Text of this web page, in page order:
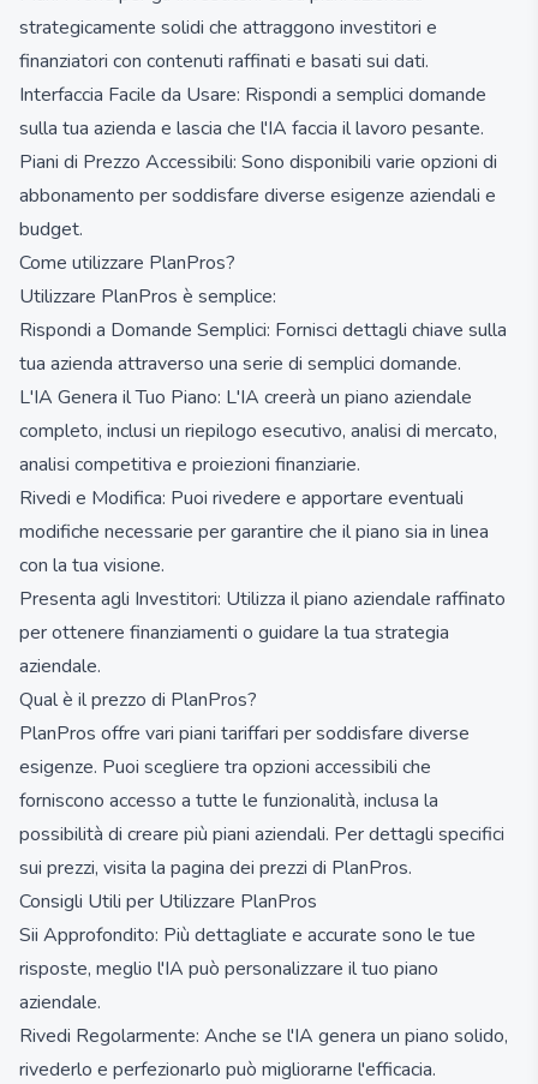
strategicamente solidi che attraggono investitori e
finanziatori con contenuti raffinati e basati sui dati.
Interfaccia Facile da Usare: Rispondi a semplici domande
sulla tua azienda e lascia che l'IA faccia il lavoro pesante.
Piani di Prezzo Accessibili: Sono disponibili varie opzioni di
abbonamento per soddisfare diverse esigenze aziendali e
budget.
Come utilizzare PlanPros?
Utilizzare PlanPros è semplice:
Rispondi a Domande Semplici: Fornisci dettagli chiave sulla
tua azienda attraverso una serie di semplici domande.
L'IA Genera il Tuo Piano: L'IA creerà un piano aziendale
completo, inclusi un riepilogo esecutivo, analisi di mercato,
analisi competitiva e proiezioni finanziarie.
Rivedi e Modifica: Puoi rivedere e apportare eventuali
modifiche necessarie per garantire che il piano sia in linea
con la tua visione.
Presenta agli Investitori: Utilizza il piano aziendale raffinato
per ottenere finanziamenti o guidare la tua strategia
aziendale.
Qual è il prezzo di PlanPros?
PlanPros offre vari piani tariffari per soddisfare diverse
esigenze. Puoi scegliere tra opzioni accessibili che
forniscono accesso a tutte le funzionalità, inclusa la
possibilità di creare più piani aziendali. Per dettagli specifici
sui prezzi, visita la pagina dei prezzi di PlanPros.
Consigli Utili per Utilizzare PlanPros
Sii Approfondito: Più dettagliate e accurate sono le tue
risposte, meglio l'IA può personalizzare il tuo piano
aziendale.
Rivedi Regolarmente: Anche se l'IA genera un piano solido,
rivederlo e perfezionarlo può migliorarne l'efficacia.